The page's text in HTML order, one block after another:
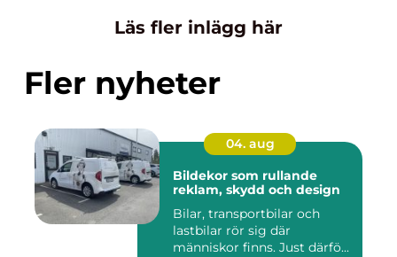
Läs fler inlägg här
Fler nyheter
04. aug
Bildekor som rullande
reklam, skydd och design
Bilar, transportbilar och
lastbilar rör sig där
människor finns. Just därfö...